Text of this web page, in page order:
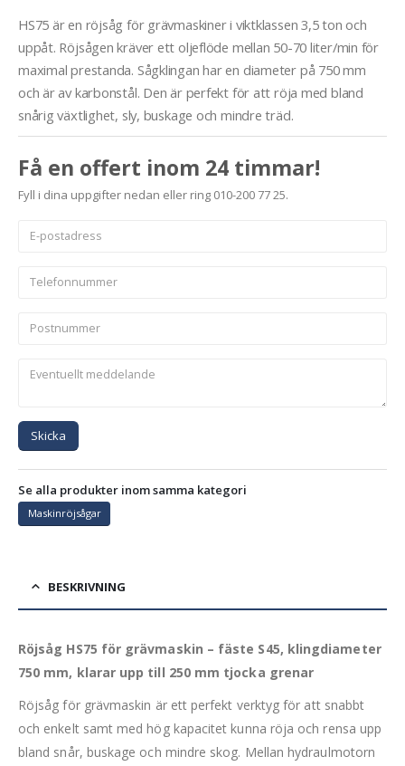
HS75 är en röjsåg för grävmaskiner i viktklassen 3,5 ton och
uppåt. Röjsågen kräver ett oljeflöde mellan 50-70 liter/min för
maximal prestanda. Sågklingan har en diameter på 750 mm
och är av karbonstål. Den är perfekt för att röja med bland
snårig växtlighet, sly, buskage och mindre träd.
Få en offert inom 24 timmar!
Fyll i dina uppgifter nedan eller ring 010-200 77 25.
Skicka
Se alla produkter inom samma kategori
Maskinröjsågar
BESKRIVNING
Röjsåg HS75 för grävmaskin – fäste S45, klingdiameter
750 mm, klarar upp till 250 mm tjocka grenar
Röjsåg för grävmaskin är ett perfekt verktyg för att snabbt
och enkelt samt med hög kapacitet kunna röja och rensa upp
bland snår, buskage och mindre skog. Mellan hydraulmotorn